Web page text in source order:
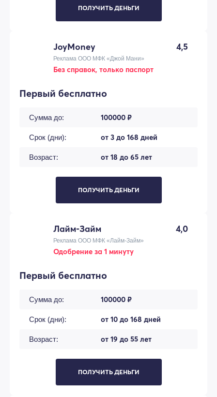
ПОЛУЧИТЬ ДЕНЬГИ
JoyMoney 4,5
Реклама ООО МФК «Джой Мани»
Без справок, только паспорт
Первый бесплатно
Сумма до: 100000 ₽
Срок (дни): от 3 до 168 дней
Возраст: от 18 до 65 лет
ПОЛУЧИТЬ ДЕНЬГИ
Лайм-Займ 4,0
Реклама ООО МФК «Лайм-Займ»
Одобрение за 1 минуту
Первый бесплатно
Сумма до: 100000 ₽
Срок (дни): от 10 до 168 дней
Возраст: от 19 до 55 лет
ПОЛУЧИТЬ ДЕНЬГИ